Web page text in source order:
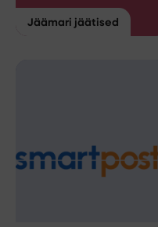
Jäämari jäätised